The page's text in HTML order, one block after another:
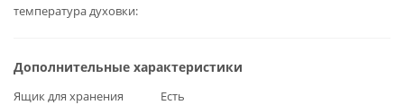
температура духовки
Дополнительные характеристики
Ящик для хранения
Есть